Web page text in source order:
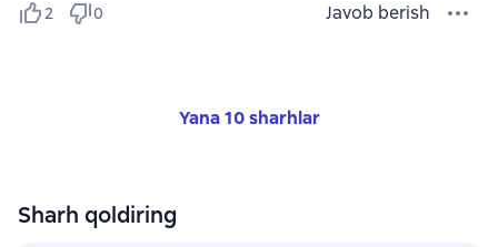
2 0 Javob berish
Yana 10 sharhlar
Sharh qoldiring